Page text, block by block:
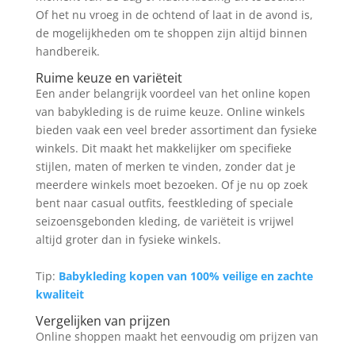
Of het nu vroeg in de ochtend of laat in de avond is,
de mogelijkheden om te shoppen zijn altijd binnen
handbereik.
Ruime keuze en variëteit
Een ander belangrijk voordeel van het online kopen
van babykleding is de ruime keuze. Online winkels
bieden vaak een veel breder assortiment dan fysieke
winkels. Dit maakt het makkelijker om specifieke
stijlen, maten of merken te vinden, zonder dat je
meerdere winkels moet bezoeken. Of je nu op zoek
bent naar casual outfits, feestkleding of speciale
seizoensgebonden kleding, de variëteit is vrijwel
altijd groter dan in fysieke winkels.
Tip: Babykleding kopen van 100% veilige en zachte
kwaliteit
Vergelijken van prijzen
Online shoppen maakt het eenvoudig om prijzen van